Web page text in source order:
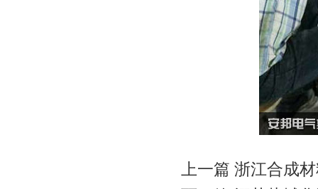
上一篇 浙江合成